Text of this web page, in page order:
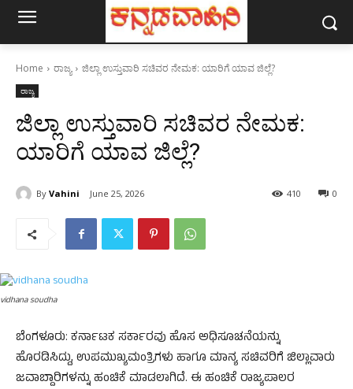
Home ರಾಜ್ಯ ಜಿಲ್ಲಾ ಉಸ್ತುವಾರಿ ಸಚಿವರ ನೇಮಕ: ಯಾರಿಗೆ ಯಾವ ಜಿಲ್ಲೆ?
ರಾಜ್ಯ
ಜಿಲ್ಲಾ ಉಸ್ತುವಾರಿ ಸಚಿವರ ನೇಮಕ:
ಯಾರಿಗೆ ಯಾವ ಜಿಲ್ಲೆ?
By Vahini June 25, 2026 0
410
vidhana soudha
ಬೆಂಗಳೂರು: ಕರ್ನಾಟಕ ಸರ್ಕಾರವು ಹೊಸ ಅಧಿಸೂಚನೆಯನ್ನು
ಹೊರಡಿಸಿದ್ದು, ಉಪಮುಖ್ಯಮಂತ್ರಿಗಳು ಹಾಗೂ ಮಾನ್ಯ ಸಚಿವರಿಗೆ ಜಿಲ್ಲಾವಾರು
ಜವಾಬ್ದಾರಿಗಳನ್ನು ಹಂಚಿಕೆ ಮಾಡಲಾಗಿದೆ. ಈ ಹಂಚಿಕೆ ರಾಜ್ಯಪಾಲರ